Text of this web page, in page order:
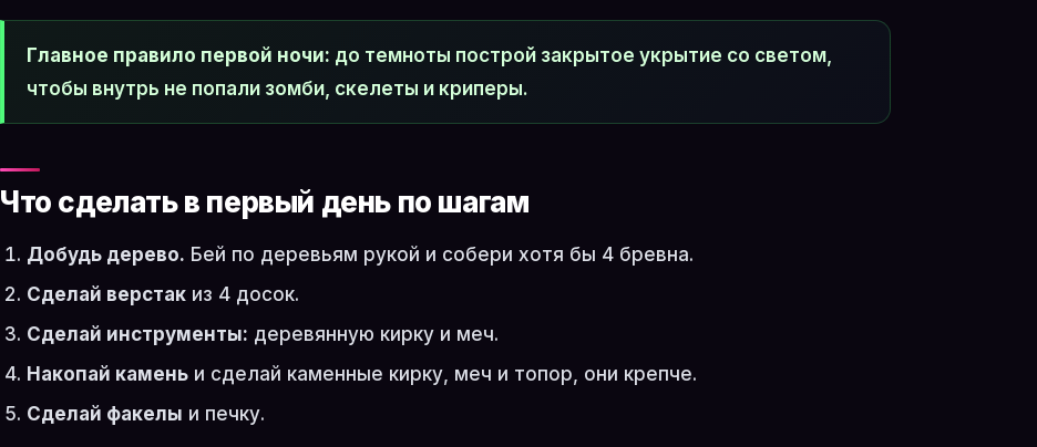
Главное правило первой ночи: до темноты построй закрытое укрытие со светом,
чтобы внутрь не попали зомби, скелеты и криперы.
Что сделать в первый день по шагам
Добудь дерево. Бей по деревьям рукой и собери хотя бы 4 бревна.
Сделай верстак из 4 досок.
Сделай инструменты: деревянную кирку и меч.
Накопай камень и сделай каменные кирку, меч и топор, они крепче.
Сделай факелы и печку.